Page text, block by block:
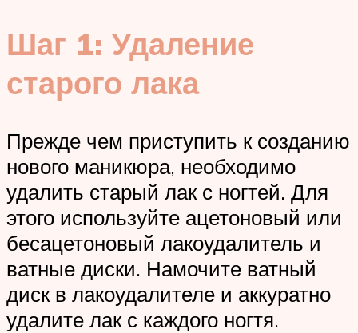
Шаг 1: Удаление
старого лака
Прежде чем приступить к созданию
нового маникюра, необходимо
удалить старый лак с ногтей. Для
этого используйте ацетоновый или
бесацетоновый лакоудалитель и
ватные диски. Намочите ватный
диск в лакоудалителе и аккуратно
удалите лак с каждого ногтя.